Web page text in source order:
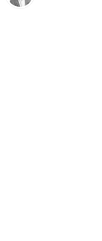
El Domingo de
la mañana, tras